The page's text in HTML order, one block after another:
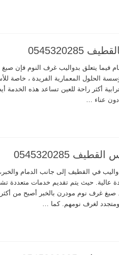
فيما يتعلق بدواليب غرف النوم فإن
الحلول المعمارية الفريدة ، خاصة
ترابية أكثر راحة للعين تساعد هذه
دون عناء …
0545320285
في القطيف إلى جانب الدمام
عالية. حيث يتم تقديم خدمات متعددة
صبغ غرف نوم مودرن بالخبر أصبح من
لغرف نومهم. كما …